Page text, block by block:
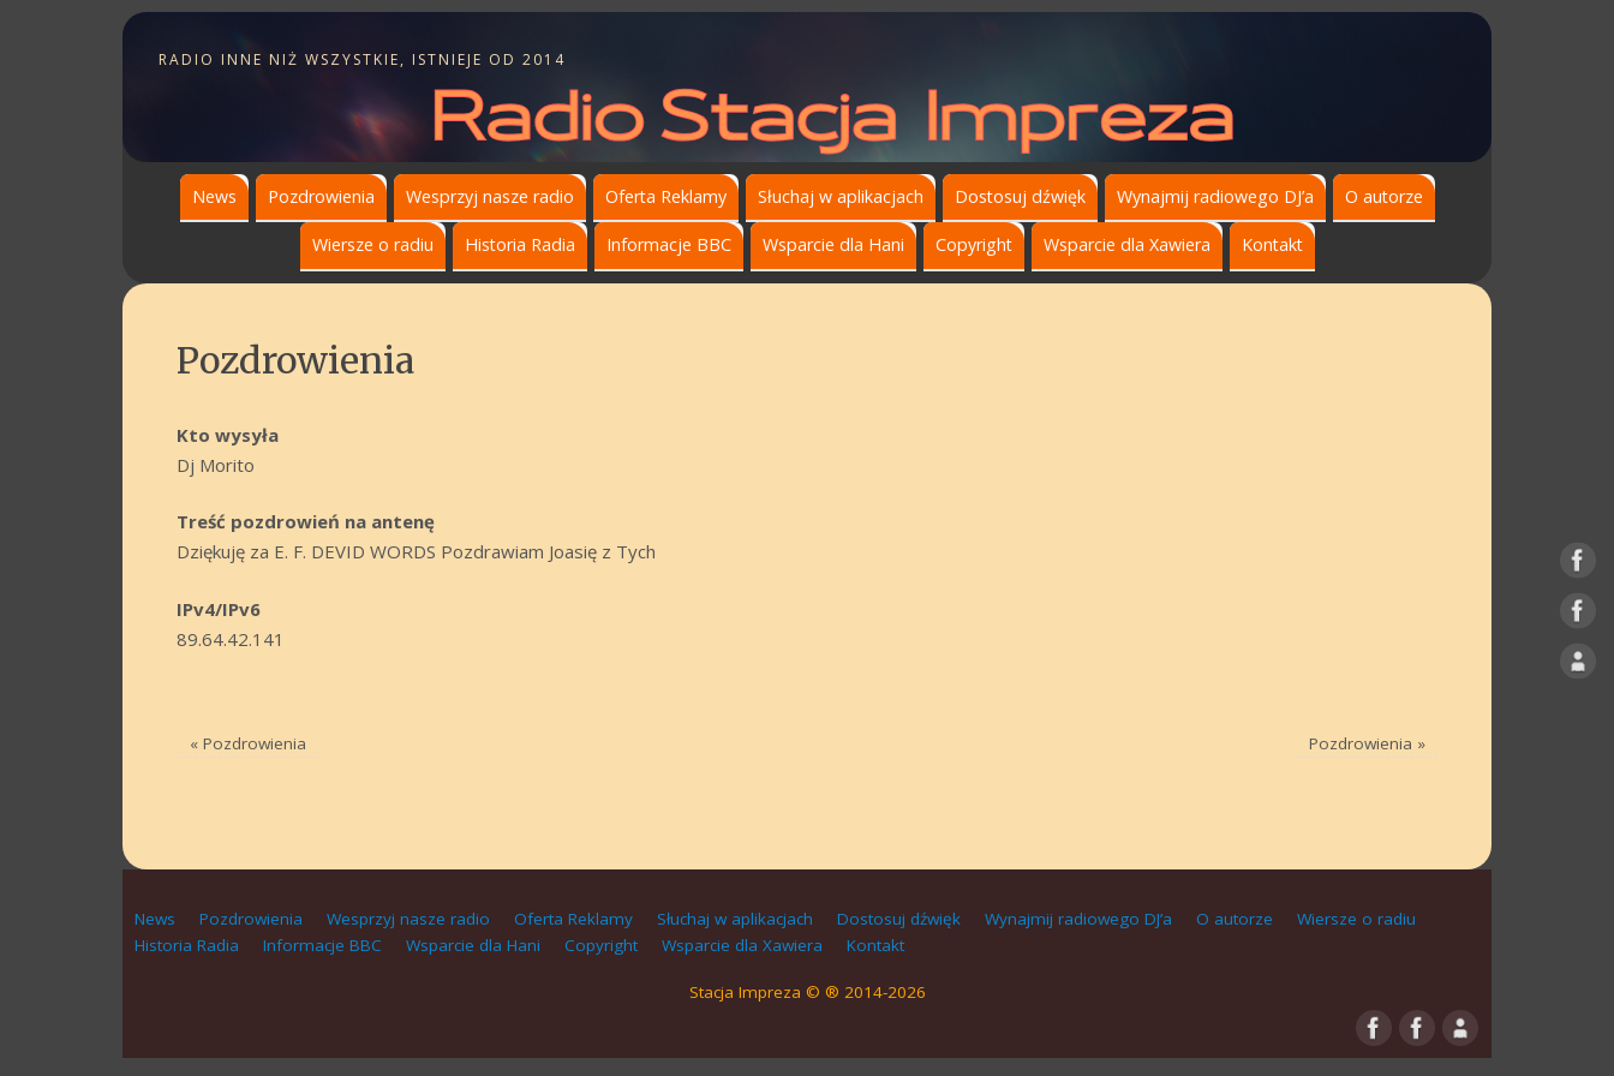
RADIO INNE NIŻ WSZYSTKIE, ISTNIEJE OD 2014
News Pozdrowienia Wesprzyj nasze radio Oferta Reklamy Słuchaj w aplikacjach Dostosuj dźwięk Wynajmij radiowego DJ’a O autorze
Wiersze o radiu Historia Radia Informacje BBC Wsparcie dla Hani Copyright Wsparcie dla Xawiera Kontakt
Pozdrowienia
Kto wysyła
Dj Morito
Treść pozdrowień na antenę
Dziękuję za E. F. DEVID WORDS Pozdrawiam Joasię z Tych
IPv4/IPv6
89.64.42.141
«Pozdrowienia Pozdrowienia »
News Pozdrowienia Wesprzyj nasze radio Oferta Reklamy Słuchaj w aplikacjach Dostosuj dźwięk Wynajmij radiowego DJ’a O autorze
Wiersze o radiu
Historia Radia
Informacje BBC Wsparcie dla Hani Copyright Wsparcie dla Xawiera Kontakt
Stacja Impreza © ® 2014-2026